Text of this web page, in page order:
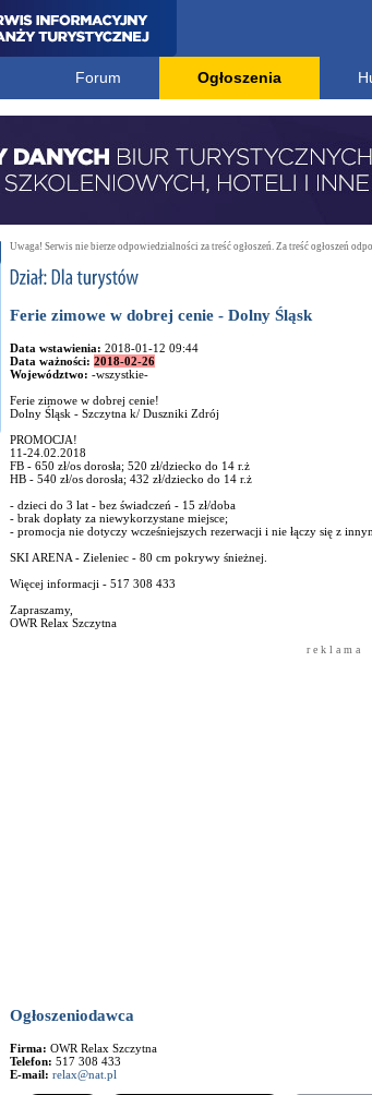
Forum Ogłoszenia
Uwaga! Serwis nie bierze odpowiedzialności za treść ogłoszeń. Za treść ogłoszeń
Ferie zimowe w dobrej cenie - Dolny Śląsk
Data wstawienia: 2018-01-12 09:44
Data ważności: 2018-02-26
Województwo: -wszystkie-
Ferie zimowe w dobrej cenie!
Dolny Śląsk - Szczytna k/ Duszniki Zdrój
PROMOCJA!
11-24.02.2018
FB - 650 zł/os dorosła; 520 zł/dziecko do 14 r.ż
HB - 540 zł/os dorosła; 432 zł/dziecko do 14 r.ż
- dzieci do 3 lat - bez świadczeń - 15 zł/doba
- brak dopłaty za niewykorzystane miejsce;
- promocja nie dotyczy wcześniejszych rezerwacji i nie łączy się z
SKI ARENA - Zieleniec - 80 cm pokrywy śnieżnej.
Więcej informacji - 517 308 433
Zapraszamy,
OWR Relax Szczytna
r e k l a m a
Ogłoszeniodawca
Firma: OWR Relax Szczytna
Telefon: 517 308 433
E-mail: relax@nat.pl